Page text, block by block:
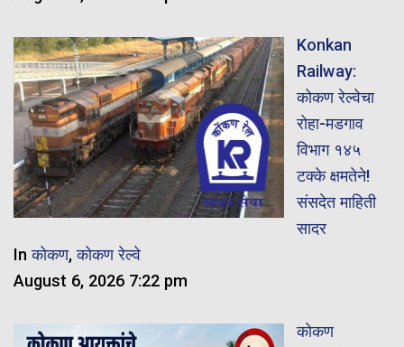
Konkan
Railway:
कोकण रेल्वेचा
रोहा-मडगाव
विभाग १४५
टक्के क्षमतेने!
संसदेत माहिती
सादर
Inकोकण,कोकण रेल्वे
August 6, 2026 7:22 pm
कोकण